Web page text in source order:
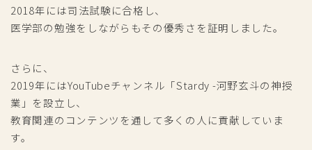
2018年には司法試験に合格し、
医学部の勉強をしながらもその優秀さを証明しました。
さらに、
2019年にはYouTubeチャンネル「Stardy -河野玄斗の神授
業」を設立し、
教育関連のコンテンツを通して多くの人に貢献していま
す。